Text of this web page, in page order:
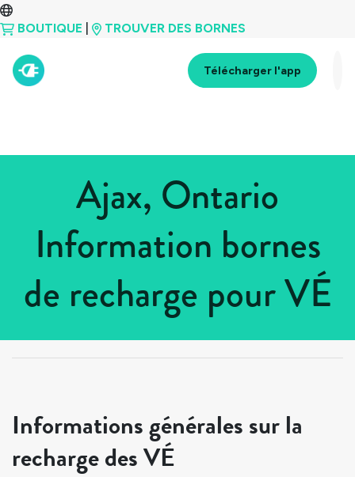
BOUTIQUE TROUVER DES BORNES
Télécharger l'app
Ajax, Ontario
Information bornes
de recharge pour VÉ
> Ontario
Informations générales sur la
recharge des VÉ